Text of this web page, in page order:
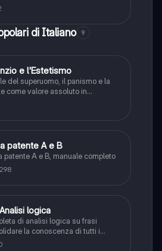
di Italiano 9
e l'Estetismo
del superuomo, il panismo e la
come valore assoluto in
patente A e B
patente A e B, manuale completo
logica
di analisi logica su frasi
la conoscenza di tutti i